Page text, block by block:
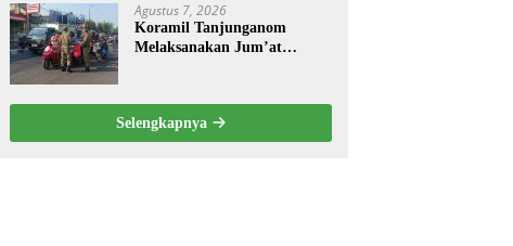
Agustus 7, 2026
Koramil Tanjunganom
Melaksanakan Jum’at
Selengkapnya